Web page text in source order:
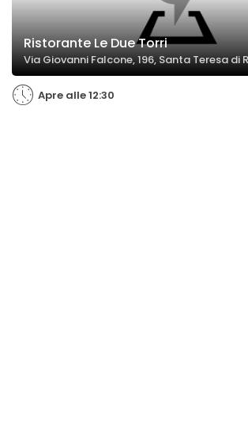
Ristorante Le Due Torri
Via Giovanni Falcone, 196, Santa Teresa di
Apre alle 12:30